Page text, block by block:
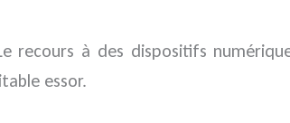
recours à des dispositifs
essor.